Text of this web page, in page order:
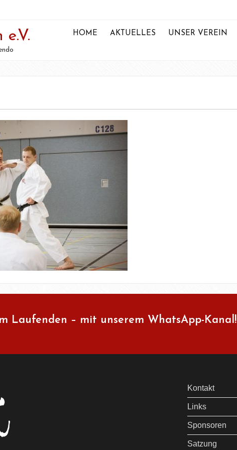
HOME AKTUELLES UNSER VEREIN
Laufenden – mit unserem WhatsApp-Kanal!
Kontakt
Links
Sponsoren
Satzung